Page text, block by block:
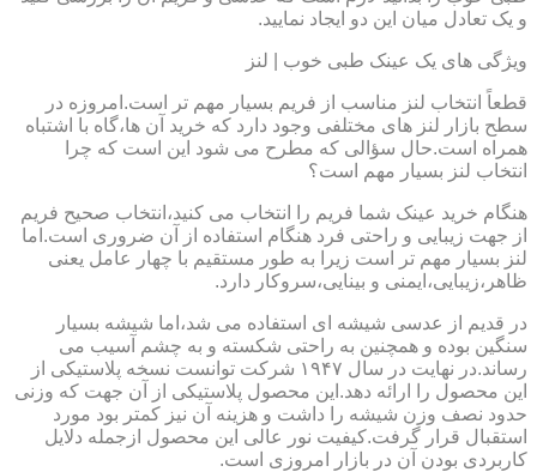
و یک تعادل میان این دو ایجاد نمایید.
ویژگی های یک عینک طبی خوب | لنز
قطعاً انتخاب لنز مناسب از فریم بسیار مهم تر است.امروزه در
سطح بازار لنز های مختلفی وجود دارد که خرید آن ها،گاه با اشتباه
همراه است.حال سؤالی که مطرح می شود این است که چرا
انتخاب لنز بسیار مهم است؟
هنگام خرید عینک شما فریم را انتخاب می کنید،انتخاب صحیح فریم
از جهت زیبایی و راحتی فرد هنگام استفاده از آن ضروری است.اما
لنز بسیار مهم تر است زیرا به طور مستقیم با چهار عامل یعنی
ظاهر،زیبایی،ایمنی و بینایی،سروکار دارد.
در قدیم از عدسی شیشه ای استفاده می شد،اما شیشه بسیار
سنگین بوده و همچنین به راحتی شکسته و به چشم آسیب می
رساند.در نهایت در سال ۱۹۴۷ شرکت توانست نسخه پلاستیکی از
این محصول را ارائه دهد.این محصول پلاستیکی از آن جهت که وزنی
حدود نصف وزن شیشه را داشت و هزینه آن نیز کمتر بود مورد
استقبال قرار گرفت.کیفیت نور عالی این محصول ازجمله دلایل
کاربردی بودن آن در بازار امروزی است.